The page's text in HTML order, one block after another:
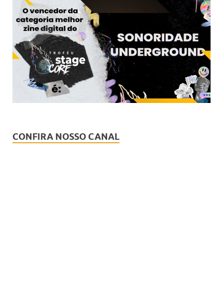
CONFIRA NOSSO CANAL